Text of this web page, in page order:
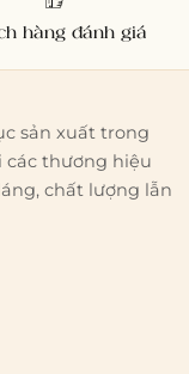
hàng đánh giá
sản xuất trong
các thương hiệu
chất lượng lẫn